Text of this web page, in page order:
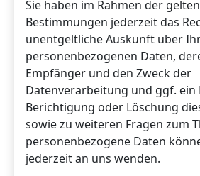
Sie haben im Rahmen der
Bestimmungen jederzeit das
unentgeltliche Auskunft über
personenbezogenen Daten,
Empfänger und den Zweck der
Datenverarbeitung und ggf. ein
Berichtigung oder Löschung
sowie zu weiteren Fragen zum
personenbezogene Daten
jederzeit an uns wenden.